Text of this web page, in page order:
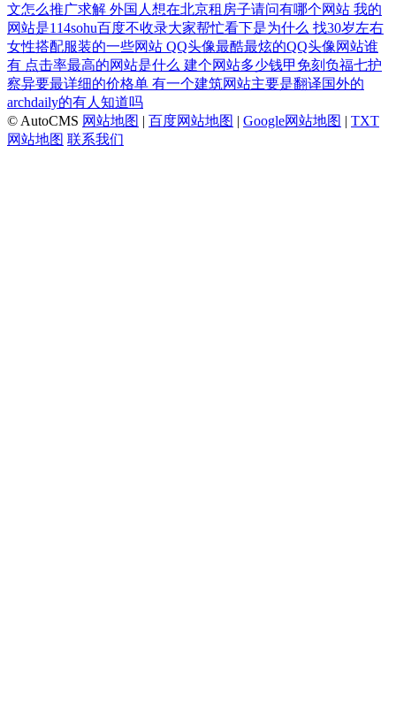
文怎么推广求解 外国人想在北京租房子请问有哪个网站 我的
网站是114sohu百度不收录大家帮忙看下是为什么 找30岁左右
女性搭配服装的一些网站 QQ头像最酷最炫的QQ头像网站谁
有 点击率最高的网站是什么 建个网站多少钱甲免刻负福七护
察异要最详细的价格单 有一个建筑网站主要是翻译国外的
archdaily的有人知道吗
© AutoCMS 网站地图 | 百度网站地图 | Google网站地图 | TXT
网站地图 联系我们